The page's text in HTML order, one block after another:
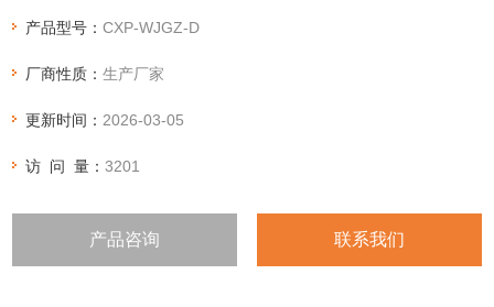
料灌装后常温或室温中可以保存一年及以上，可节省低温冷藏
产品型号：CXP-WJGZ-D
厂商性质：生产厂家
更新时间： 2026-03-05
访 问 量：3201
产品咨询 联系我们